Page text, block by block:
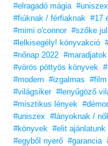
#elragadó mágia #uniszex
#fiúknak / férfiaknak
#17
#mimi o'connor #szőke
#lelkisegély! könyvakció
#nőnap 2022
#vörös pöttyös könyvek
#modern #izgalmas
#világsiker #lenyűgöző
#misztikus lények
#uniszex
#lányoknak /
#könyvek
#elit ajánlatunk
#egyből nyerő #garancia